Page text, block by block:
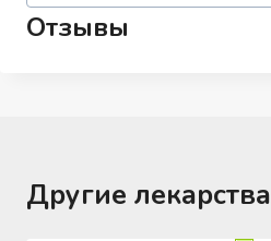
Отзывы
Другие лекарства